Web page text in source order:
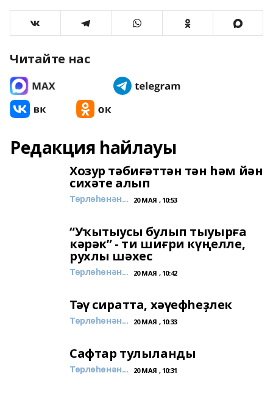
Читайте нас
Редакция һайлауы
Хозур тәбиғәттән тән һәм йән
сихәте алып
Төрлөһөнән... 20 МАЯ , 10:53
“Уҡытыусы булып тыуырға
кәрәк” - ти шиғри күңелле,
рухлы шәхес
Төрлөһөнән... 20 МАЯ , 10:42
Тәү сиратта, хәүефһеҙлек
Төрлөһөнән... 20 МАЯ , 10:33
Сафтар тулыланды
Төрлөһөнән... 20 МАЯ , 10:31